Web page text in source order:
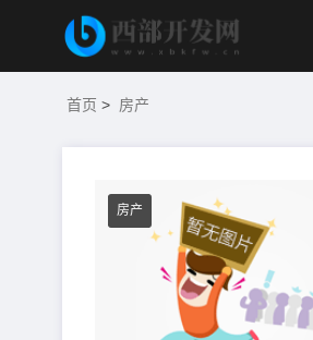
首页 > 房产
房产